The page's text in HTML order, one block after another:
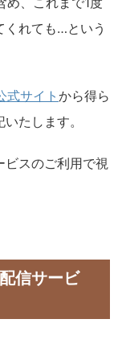
くれても…という
式サイト から得ら
たします。
スのご利用で視
信サービ